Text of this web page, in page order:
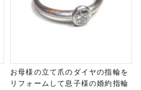
お母様の立て爪のダイヤの指輪を
リフォームして息子様の婚約指輪